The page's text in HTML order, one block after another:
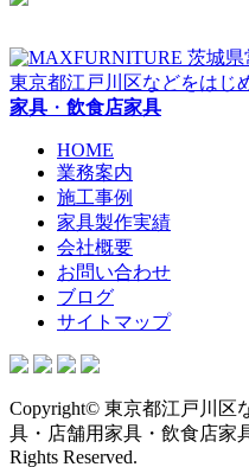
茨城県
東京都江戸川区などをはじ
家具 ・ 飲食店家具
HOME
業務案内
施工事例
家具製作実績
会社概要
お問い合わせ
ブログ
サイトマップ
Copyright© 東京都江戸川区
具・店舗用家具・飲食店家
Rights Reserved.